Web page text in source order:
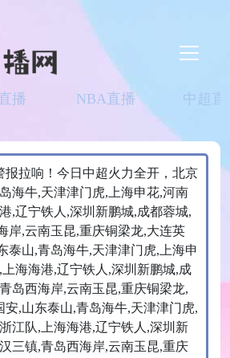
播 NBA直播 中超直
报拉响！今日中超火力全开，北京
海牛,天津津门虎,上海申花,河南
,辽宁铁人,深圳新鹏城,成都蓉城,
岸,云南玉昆,重庆铜梁龙,大连英
泰山,青岛海牛,天津津门虎,上海申
海海港,辽宁铁人,深圳新鹏城,成
岛西海岸,云南玉昆,重庆铜梁龙,
安,山东泰山,青岛海牛,天津津门虎,
江队,上海海港,辽宁铁人,深圳新
三镇,青岛西海岸,云南玉昆,重庆